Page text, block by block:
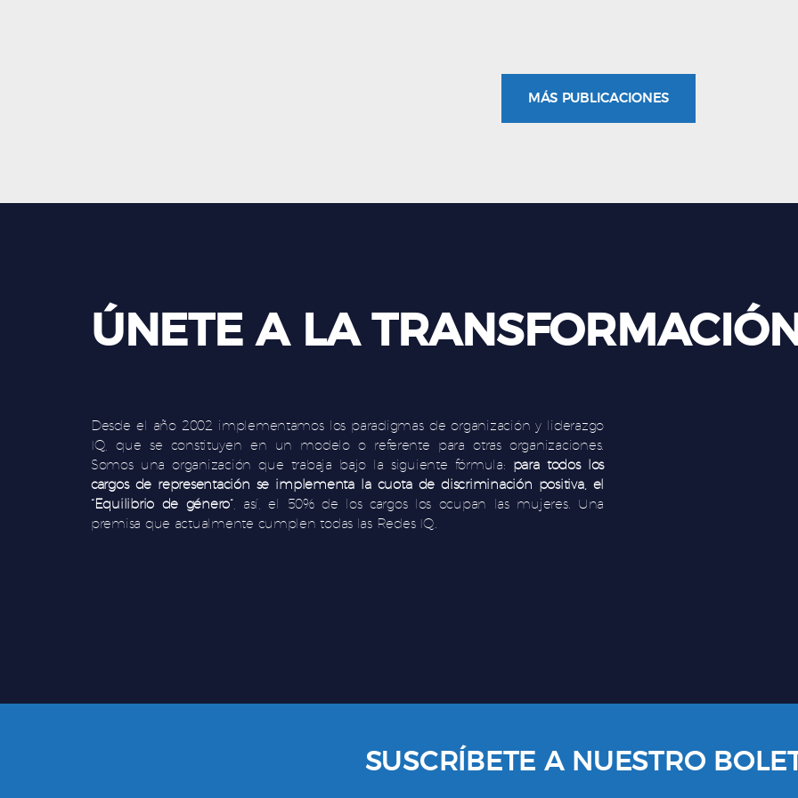
MÁS PUBLICACIONES
ÚNETE A LA
Desde el año 2002 implementamos los paradigmas de organización y liderazgo
IQ, que se constituyen en un modelo o referente para otras organizaciones.
Somos una organización que trabaja bajo la siguiente fórmula: para todos los
cargos de representación se implementa la cuota de discriminación positiva, el
“Equilibrio de género”, así, el 50% de los cargos los ocupan las mujeres. Una
premisa que actualmente cumplen todas las Redes IQ.
SUSCRÍBETE A NUESTRO